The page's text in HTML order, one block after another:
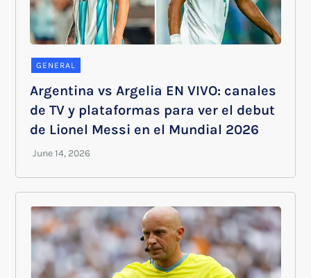
GENERAL
Argentina vs Argelia EN VIVO: canales
de TV y plataformas para ver el debut
de Lionel Messi en el Mundial 2026